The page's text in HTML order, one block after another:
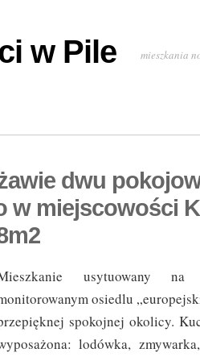
w Pile mieszkania
dwu
w miejscowości
usytuowany na
osiedlu
spokojnej okolicy.
lodówka,